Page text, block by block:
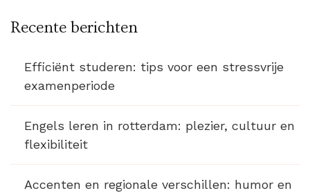
Recente berichten
Efficiënt studeren: tips voor een stressvrije
examenperiode
Engels leren in rotterdam: plezier, cultuur en
flexibiliteit
Accenten en regionale verschillen: humor en